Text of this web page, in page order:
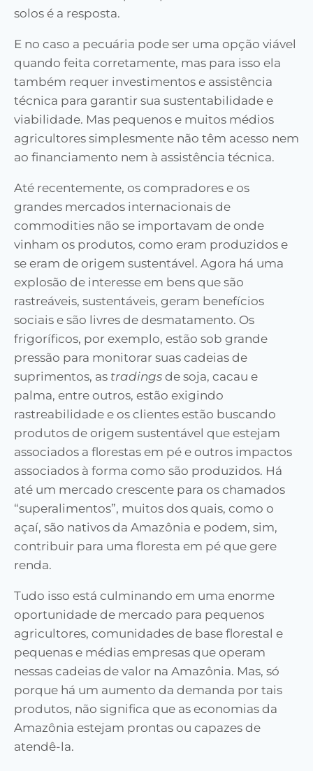
solos é a resposta.
E no caso a pecuária pode ser uma opção viável
quando feita corretamente, mas para isso ela
também requer investimentos e assistência
técnica para garantir sua sustentabilidade e
viabilidade. Mas pequenos e muitos médios
agricultores simplesmente não têm acesso nem
ao financiamento nem à assistência técnica.
Até recentemente, os compradores e os
grandes mercados internacionais de
commodities não se importavam de onde
vinham os produtos, como eram produzidos e
se eram de origem sustentável. Agora há uma
explosão de interesse em bens que são
rastreáveis, sustentáveis, geram benefícios
sociais e são livres de desmatamento. Os
frigoríficos, por exemplo, estão sob grande
pressão para monitorar suas cadeias de
suprimentos, as tradings de soja, cacau e
palma, entre outros, estão exigindo
rastreabilidade e os clientes estão buscando
produtos de origem sustentável que estejam
associados a florestas em pé e outros impactos
associados à forma como são produzidos. Há
até um mercado crescente para os chamados
“superalimentos”, muitos dos quais, como o
açaí, são nativos da Amazônia e podem, sim,
contribuir para uma floresta em pé que gere
renda.
Tudo isso está culminando em uma enorme
oportunidade de mercado para pequenos
agricultores, comunidades de base florestal e
pequenas e médias empresas que operam
nessas cadeias de valor na Amazônia. Mas, só
porque há um aumento da demanda por tais
produtos, não significa que as economias da
Amazônia estejam prontas ou capazes de
atendê-la.